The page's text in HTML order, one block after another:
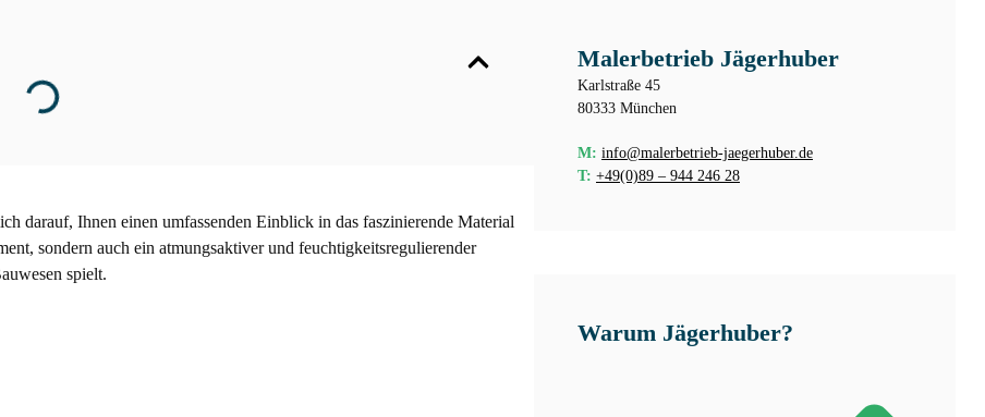
darauf, Ihnen einen umfassenden Einblick in das faszinierende Material
sondern auch ein atmungsaktiver und feuchtigkeitsregulierender
spielt.
Malerbetrieb Jägerhuber
Karlstraße 45
80333 München
M: info@malerbetrieb-jaegerhuber.de
T: +49(0)89 – 944 246 28
Warum Jägerhuber?